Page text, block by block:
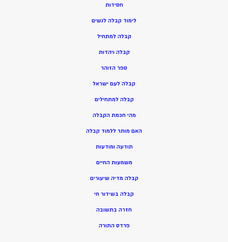
חסידות
לימוד קבלה לנשים
קבלה למתחיל
קבלה ויהדות
ספר הזוהר
קבלה לעם ישראל
קבלה למתחילים
מהי חכמת הקבלה
האם מותר ללמוד קבלה
תודעה ומודעות
משמעות החיים
קבלה מדיה שיעורים
קבלה בשידור חי
חזרה בתשובה
פרדס התורה